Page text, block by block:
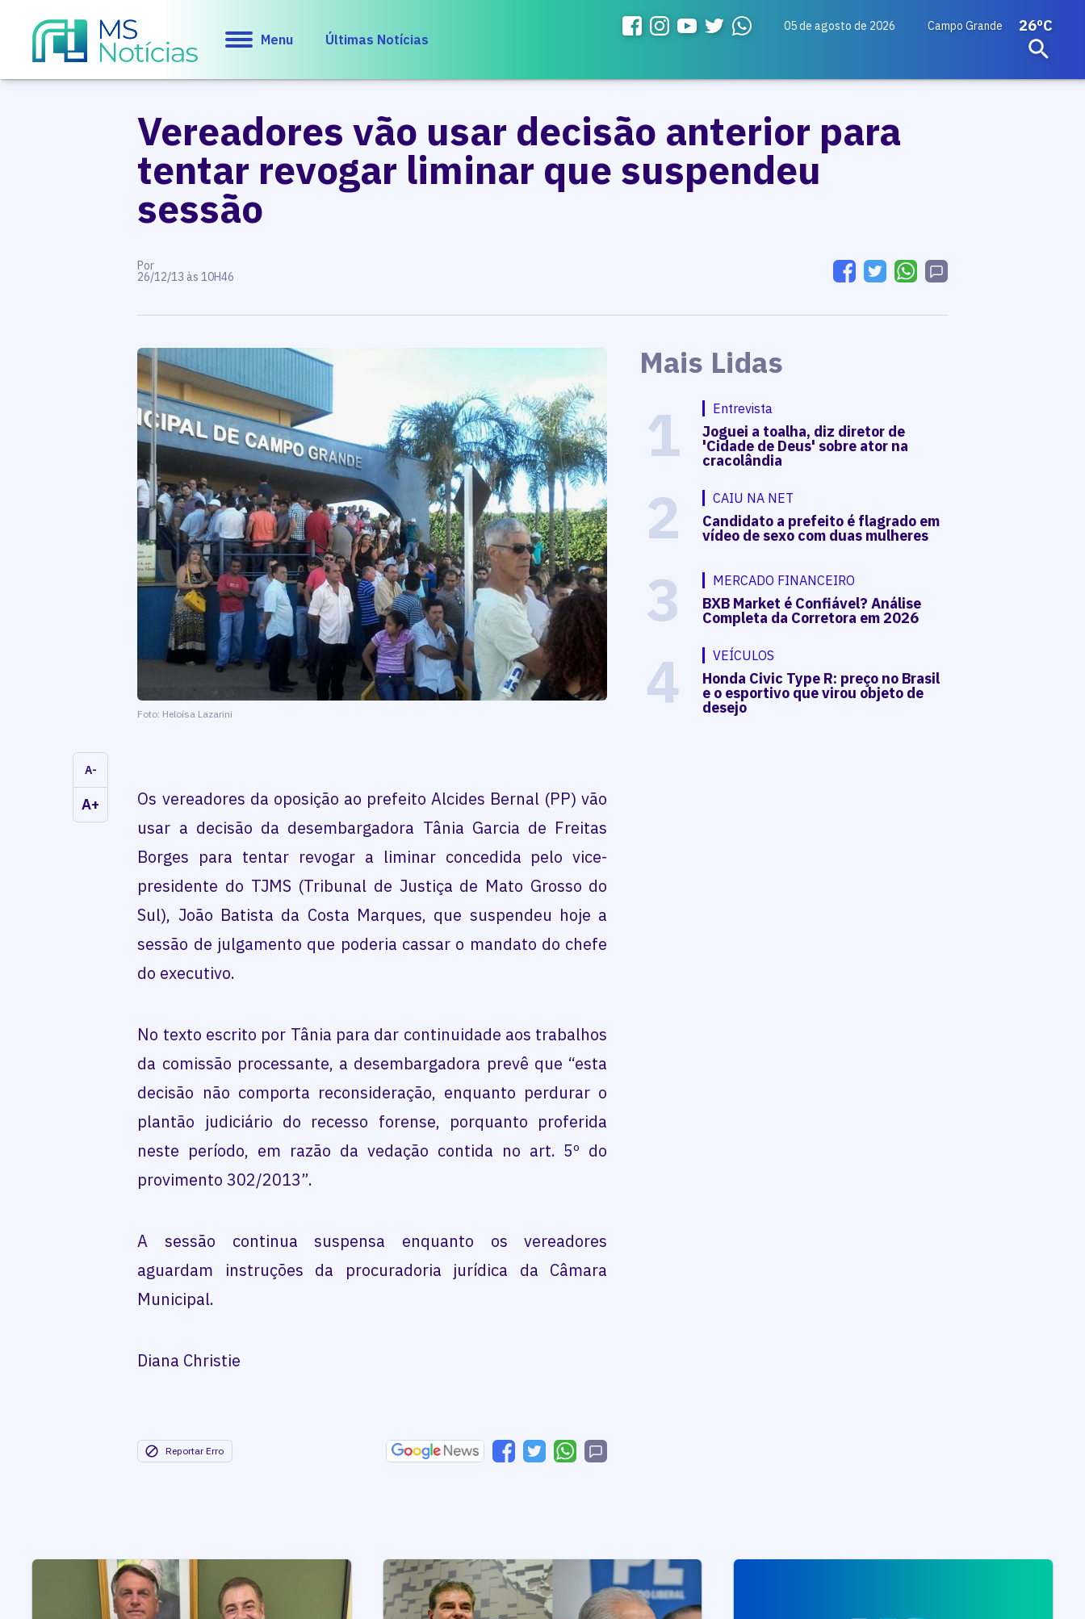
Menu Últimas Notícias
05 de agosto de 2026 Campo Grande 26ºC
Vereadores vão usar decisão anterior para
tentar revogar liminar que suspendeu
sessão
Por
26/12/13 às 10H46
Foto: Heloísa Lazarini
A-
A+
Os vereadores da oposição ao prefeito Alcides Bernal (PP) vão
usar a decisão da desembargadora Tânia Garcia de Freitas
Borges para tentar revogar a liminar concedida pelo vice-
presidente do TJMS (Tribunal de Justiça de Mato Grosso do
Sul), João Batista da Costa Marques, que suspendeu hoje a
sessão de julgamento que poderia cassar o mandato do chefe
do executivo.
No texto escrito por Tânia para dar continuidade aos trabalhos
da comissão processante, a desembargadora prevê que “esta
decisão não comporta reconsideração, enquanto perdurar o
plantão judiciário do recesso forense, porquanto proferida
neste período, em razão da vedação contida no art. 5º do
provimento 302/2013”.
A sessão continua suspensa enquanto os vereadores
aguardam instruções da procuradoria jurídica da Câmara
Municipal.
Diana Christie
Reportar Erro
Mais Lidas
1 Entrevista
Joguei a toalha, diz diretor de
'Cidade de Deus' sobre ator na
cracolândia
2 CAIU NA NET
Candidato a prefeito é flagrado em
vídeo de sexo com duas mulheres
3 MERCADO FINANCEIRO
BXB Market é Confiável? Análise
Completa da Corretora em 2026
4 VEÍCULOS
Honda Civic Type R: preço no Brasil
e o esportivo que virou objeto de
desejo